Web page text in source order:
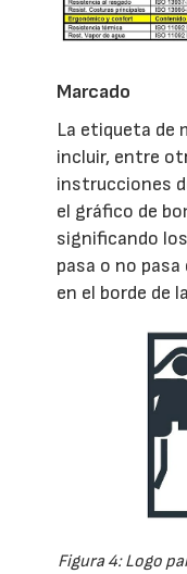
Marcado
La etiqueta de
incluir, entre
instrucciones
el gráfico de
significando
pasa o no
en el borde de
Figura 4: Logo